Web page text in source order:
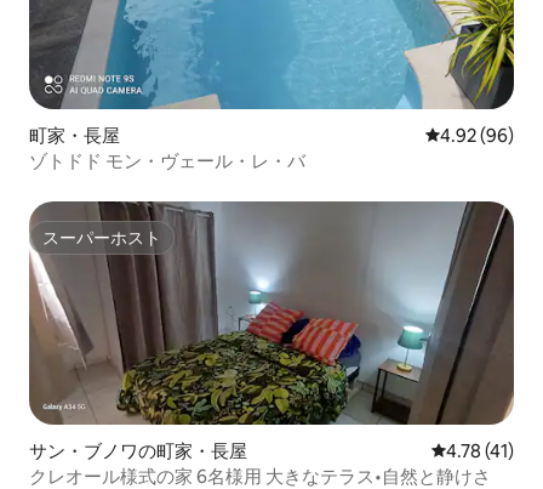
町家・長屋 レビュー96
4.92 (96)
ゾトドド モン・ヴェール・レ・バ
スーパーホスト
スーパーホスト
サン・ブノワの町家・長屋 レビュー41
4.78 (41)
クレオール様式の家 6名様用 大きなテラス•自然と静けさ